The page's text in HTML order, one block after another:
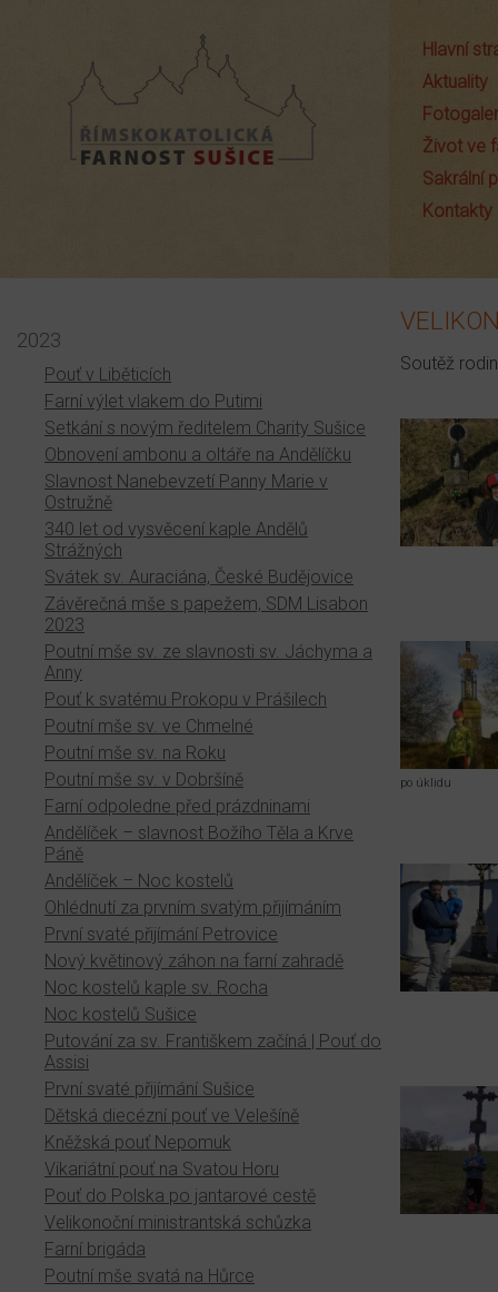
Hlavní
Aktuality
Život ve
Sakrální
Kontakty
Soutěž
po úklidu
2023
Pouť v Liběticích
Farní výlet vlakem do Putimi
Setkání s novým ředitelem Charity Sušice
Obnovení ambonu a oltáře na Andělíčku
Slavnost Nanebevzetí Panny Marie v
Ostružně
340 let od vysvěcení kaple Andělů
Strážných
Svátek sv. Auraciána, České Budějovice
Závěrečná mše s papežem, SDM Lisabon
2023
Poutní mše sv. ze slavnosti sv. Jáchyma a
Anny
Pouť k svatému Prokopu v Prášilech
Poutní mše sv. ve Chmelné
Poutní mše sv. na Roku
Poutní mše sv. v Dobršíně
Farní odpoledne před prázdninami
Andělíček – slavnost Božího Těla a Krve
Páně
Andělíček – Noc kostelů
Ohlédnutí za prvním svatým přijímáním
První svaté přijímání Petrovice
Nový květinový záhon na farní zahradě
Noc kostelů kaple sv. Rocha
Noc kostelů Sušice
Putování za sv. Františkem začíná | Pouť do
Assisi
První svaté přijímání Sušice
Dětská diecézní pouť ve Velešíně
Kněžská pouť Nepomuk
Vikariátní pouť na Svatou Horu
Pouť do Polska po jantarové cestě
Velikonoční ministrantská schůzka
Farní brigáda
Poutní mše svatá na Hůrce